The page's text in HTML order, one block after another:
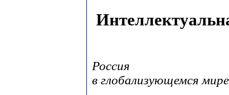
Россия
в глобализующемся мире